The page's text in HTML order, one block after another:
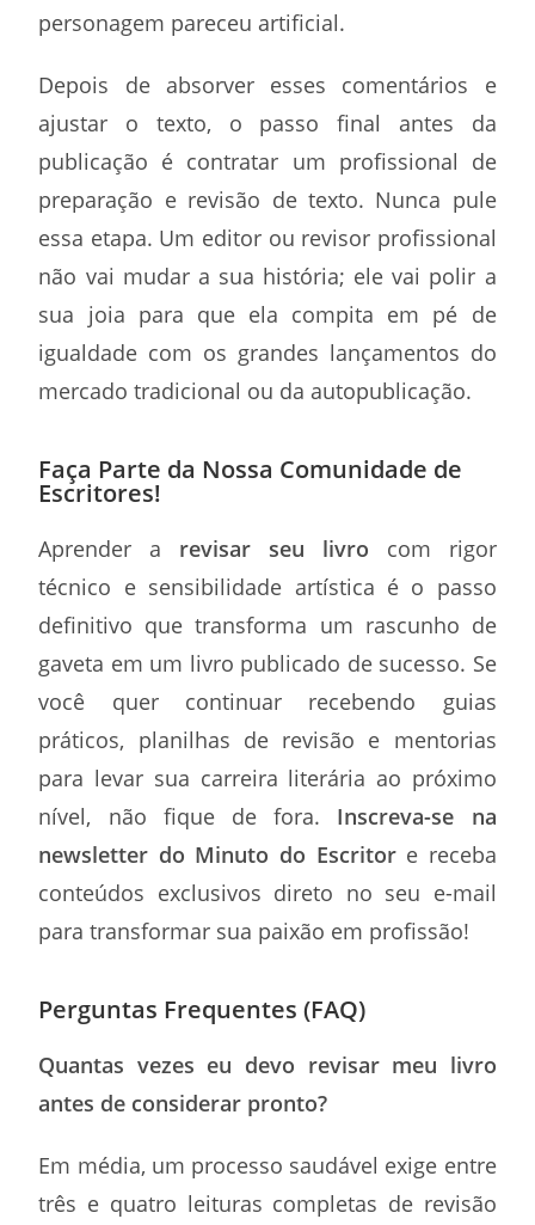
personagem pareceu artificial.
Depois de absorver esses comentários e
ajustar o texto, o passo final antes da
publicação é contratar um profissional de
preparação e revisão de texto. Nunca pule
essa etapa. Um editor ou revisor profissional
não vai mudar a sua história; ele vai polir a
sua joia para que ela compita em pé de
igualdade com os grandes lançamentos do
mercado tradicional ou da autopublicação.
Faça Parte da Nossa Comunidade de
Escritores!
Aprender a revisar seu livro com rigor
técnico e sensibilidade artística é o passo
definitivo que transforma um rascunho de
gaveta em um livro publicado de sucesso. Se
você quer continuar recebendo guias
práticos, planilhas de revisão e mentorias
para levar sua carreira literária ao próximo
nível, não fique de fora. Inscreva-se na
newsletter do Minuto do Escritore receba
conteúdos exclusivos direto no seu e-mail
para transformar sua paixão em profissão!
Perguntas Frequentes (FAQ)
Quantas vezes eu devo revisar meu livro
antes de considerar pronto?
Em média, um processo saudável exige entre
três e quatro leituras completas de revisão